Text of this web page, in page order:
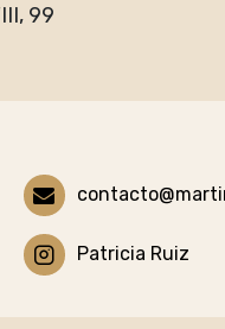
99
Patricia Ruiz